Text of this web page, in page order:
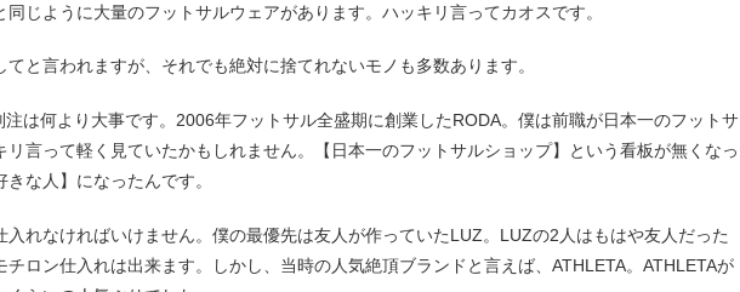
じように大量のフットサルウェアがあります。ハッキリ言ってカオスです。
と言われますが、それでも絶対に捨てれないモノも多数あります。
は何より大事です。2006年フットサル全盛期に創業したRODA。僕は前職が日本一のフットサ
リ言って軽く見ていたかもしれません。【日本一のフットサルショップ】という看板が無くなっ
な人】になったんです。
入れなければいけません。僕の最優先は友人が作っていたLUZ。LUZの2人はもはや友人だった
ロン仕入れは出来ます。しかし、当時の人気絶頂ブランドと言えば、ATHLETA。ATHLETAが